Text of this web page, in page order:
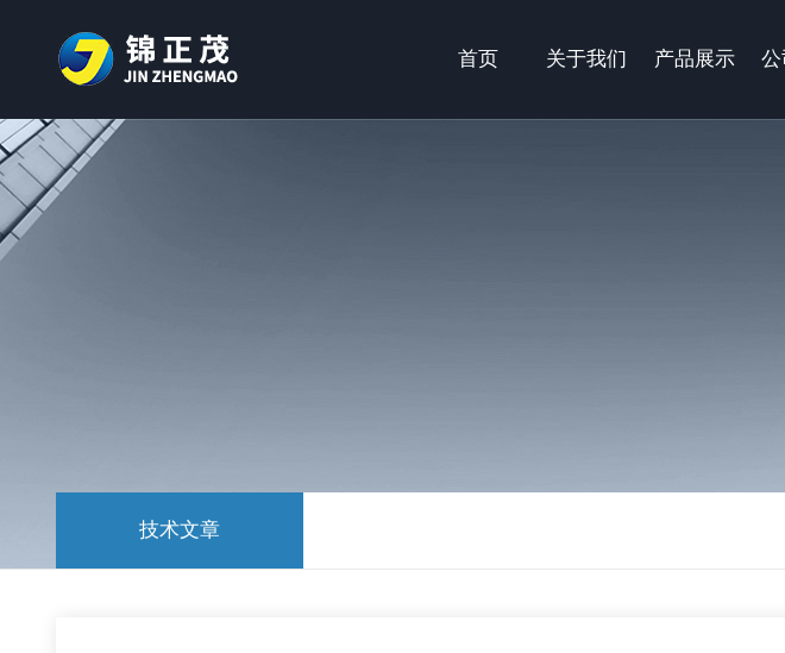
首页 关于我们 产品展示
技术文章